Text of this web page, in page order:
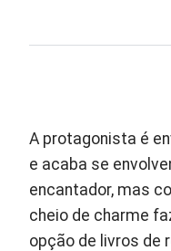
A protagonista é
e acaba se
encantador, mas
cheio de charme
opção de livros de